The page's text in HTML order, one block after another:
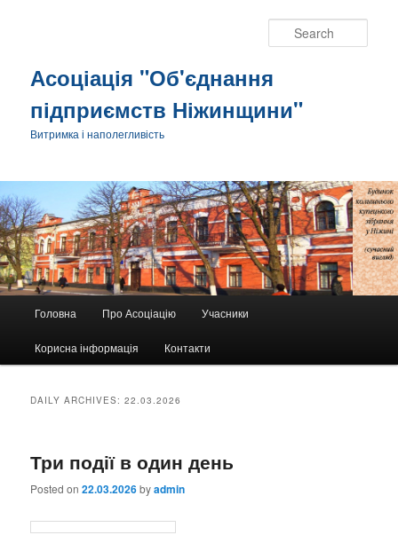
Асоціація "Об'єднання
підприємств Ніжинщини"
Витримка і наполегливість
Skip
to
Skip
to
Головна Про Асоціацію Учасники
Корисна інформація Контакти
DAILY ARCHIVES:22.03.2026
Три події в один день
Posted on22.03.2026byadmin